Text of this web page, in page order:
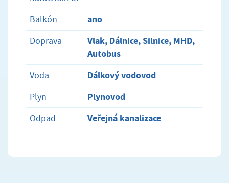
Balkón
ano
Doprava
Vlak, Dálnice, Silnice, MHD,
Autobus
Voda Dálkový vodovod
Plyn Plynovod
Odpad Veřejná kanalizace